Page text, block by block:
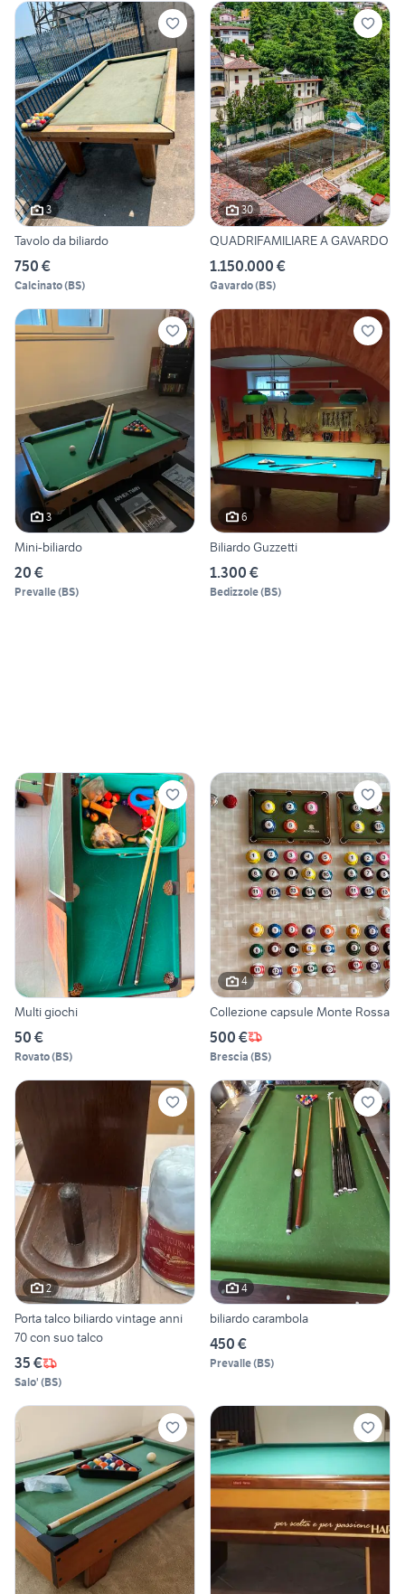
3
Tavolo da biliardo
750 €
Calcinato(BS)
30
QUADRIFAMILIARE A GAVARDO
1.150.000 €
Gavardo(BS)
3
Mini-biliardo
20 €
Prevalle(BS)
6
Biliardo Guzzetti
1.300 €
Bedizzole(BS)
Multi giochi
50 €
Rovato(BS)
4
Collezione capsule Monte Rossa
500 €
Brescia (BS)
2
Porta talco biliardo vintage anni
70 con suo talco
35 €
Salo' (BS)
4
biliardo carambola
450 €
Prevalle(BS)